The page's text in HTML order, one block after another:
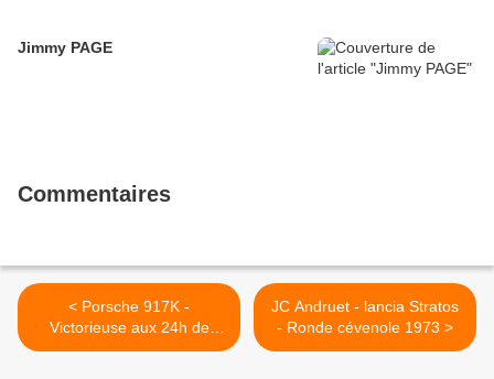
Jimmy PAGE
Commentaires
< Porsche 917K -
Victorieuse aux 24h de
Daytona 1970
JC Andruet - lancia Stratos
- Ronde cévenole 1973 >